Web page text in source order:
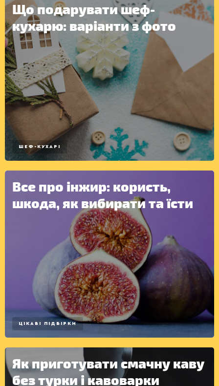
КОНСЕРВАЦІЯ
Що подарувати шеф-
кухарю: варіанти з фото
ШЕФ-КУХАРІ
Все про інжир: користь,
шкода, як вибирати та їсти
ЦІКАВІ ПІДБІРКИ
Як приготувати смачну каву
без турки і кавоварки